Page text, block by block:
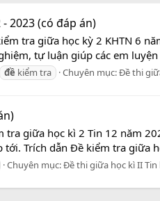
2023 (có đáp án)
tra giữa học kỳ 2 KHTN 6
tự luận giúp các em
đề kiểm tra Chuyên mục:Đề thi
giữa học kì 2 Tin 12 năm
Trích dẫn Đề kiểm tra giữa
Chuyên mục:Đề thi giữa học kì II Tin